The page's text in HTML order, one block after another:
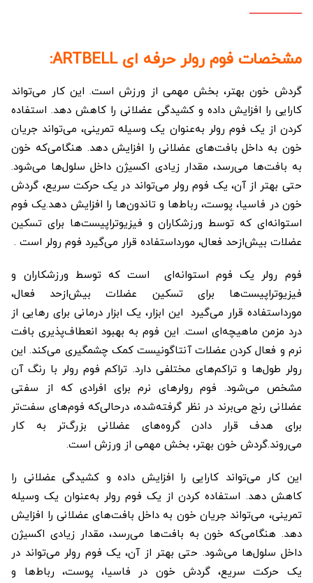
مشخصات فوم رولر حرفه ای ARTBELL:
گردش خون بهتر، بخش مهمی از ورزش است. این کار می‌تواند
کارایی را افزایش داده و کشیدگی عضلانی را کاهش دهد. استفاده
کردن از یک فوم رولر به‌عنوان یک وسیله تمرینی، می‌تواند جریان
خون به داخل بافت‌های عضلانی را افزایش دهد. هنگامی‌که خون
به بافت‌ها می‌رسد، مقدار زیادی اکسیژن داخل سلول‌ها می‌شود.
حتی بهتر از آن، یک فوم رولر می‌تواند در یک حرکت سریع، گردش
خون در فاسیا، پوست، رباط‌ها و تاندون‌ها را افزایش دهد.یک فوم
استوانه‌ای که توسط ورزشکاران و فیزیوتراپیست‌ها برای تسکین
عضلات بیش‌ازحد فعال، مورداستفاده قرار می‌گیرد فوم رولر است .
فوم رولر یک فوم استوانه‌ای است که توسط ورزشکاران و
فیزیوتراپیست‌ها برای تسکین عضلات بیش‌ازحد فعال،
مورداستفاده قرار می‌گیرد این ابزار، یک ابزار درمانی برای رهایی از
درد مزمن ماهیچه‌ای است. این فوم به بهبود انعطاف‌پذیری بافت
نرم و فعال کردن عضلات آنتاگونیست کمک چشمگیری می‌کند. این
رولر طول‌ها و تراکم‌های مختلفی دارد. تراکم فوم رولر با رنگ آن
مشخص می‌شود. فوم رولرهای نرم برای افرادی که از سفتی
عضلانی رنج می‌برند در نظر گرفته‌شده، درحالی‌که فوم‌های سفت‌تر
برای هدف قرار دادن گروه‌های عضلانی بزرگ‌تر به کار
می‌روند.گردش خون بهتر، بخش مهمی از ورزش است.
این کار می‌تواند کارایی را افزایش داده و کشیدگی عضلانی را
کاهش دهد. استفاده کردن از یک فوم رولر به‌عنوان یک وسیله
تمرینی، می‌تواند جریان خون به داخل بافت‌های عضلانی را افزایش
دهد. هنگامی‌که خون به بافت‌ها می‌رسد، مقدار زیادی اکسیژن
داخل سلول‌ها می‌شود. حتی بهتر از آن، یک فوم رولر می‌تواند در
یک حرکت سریع، گردش خون در فاسیا، پوست، رباط‌ها و